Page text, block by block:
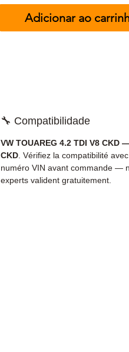
Adicionar ao
🔧 Compatibilidade
VW TOUAREG 4.2 TDI V8 CKD
CKD . Vérifiez la compatibilité
numéro VIN avant commande —
experts valident gratuitement.